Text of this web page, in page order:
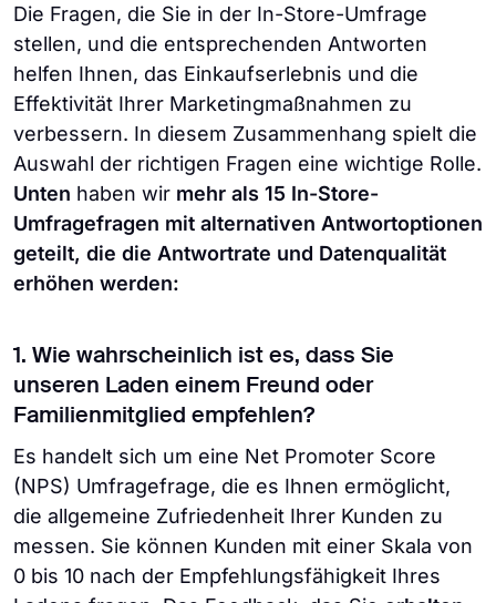
Die Fragen, die Sie in der In-Store-Umfrage
stellen, und die entsprechenden Antworten
helfen Ihnen, das Einkaufserlebnis und die
Effektivität Ihrer Marketingmaßnahmen zu
verbessern. In diesem Zusammenhang spielt die
Auswahl der richtigen Fragen eine wichtige Rolle.
Unten haben wir mehr als 15 In-Store-
Umfragefragen mit alternativen Antwortoptionen
geteilt, die die Antwortrate und Datenqualität
erhöhen werden:
1. Wie wahrscheinlich ist es, dass Sie
unseren Laden einem Freund oder
Familienmitglied empfehlen?
Es handelt sich um eine Net Promoter Score
(NPS) Umfragefrage, die es Ihnen ermöglicht,
die allgemeine Zufriedenheit Ihrer Kunden zu
messen. Sie können Kunden mit einer Skala von
0 bis 10 nach der Empfehlungsfähigkeit Ihres